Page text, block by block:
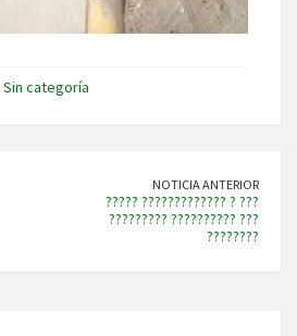
Sin categoría
NOTICIA ANTERIOR
????? ????????????? ? ???
????????? ?????????? ???
????????